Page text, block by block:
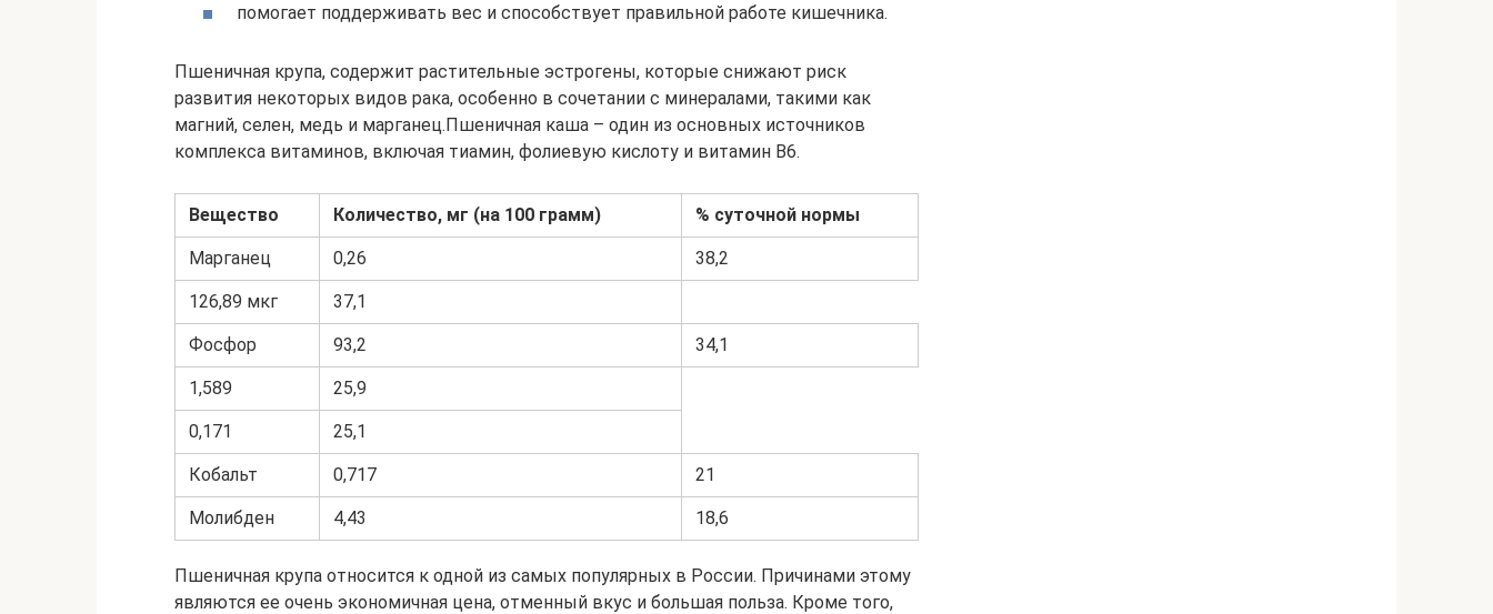
помогает поддерживать вес и способствует правильной работе кишечника.
Пшеничная крупа, содержит растительные эстрогены, которые снижают риск
развития некоторых видов рака, особенно в сочетании с минералами, такими как
магний, селен, медь и марганец.Пшеничная каша – один из основных источников
комплекса витаминов, включая тиамин, фолиевую кислоту и витамин B6.
Вещество Количество, мг (на 100 грамм) % суточной нормы
Марганец 0,26 38,2
126,89 мкг 37,1
Фосфор 93,2 34,1
1,589 25,9
0,171 25,1
Кобальт 0,717 21
Молибден 4,43 18,6
Пшеничная крупа относится к одной из самых популярных в России. Причинами этому
являются ее очень экономичная цена, отменный вкус и большая польза. Кроме того,